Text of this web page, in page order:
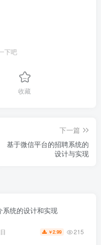
下吧
收藏
下一篇
基于微信平台的招聘系统的
设计与实现
系统的设计和实现
￥2.99 215